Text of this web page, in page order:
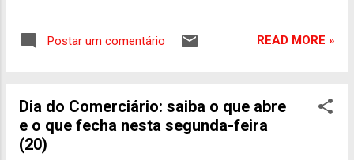
Postar um comentário READ MORE »
Dia do Comerciário: saiba o que abre
e o que fecha nesta segunda-feira
(20)